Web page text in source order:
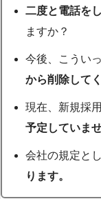
二度と電話を
ますか？
今後、こうい
から削除して
現在、新規採
予定していませ
会社の規定とし
ります。